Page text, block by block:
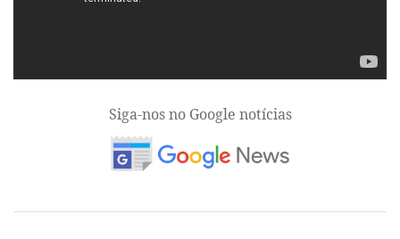
Siga-nos no Google notícias